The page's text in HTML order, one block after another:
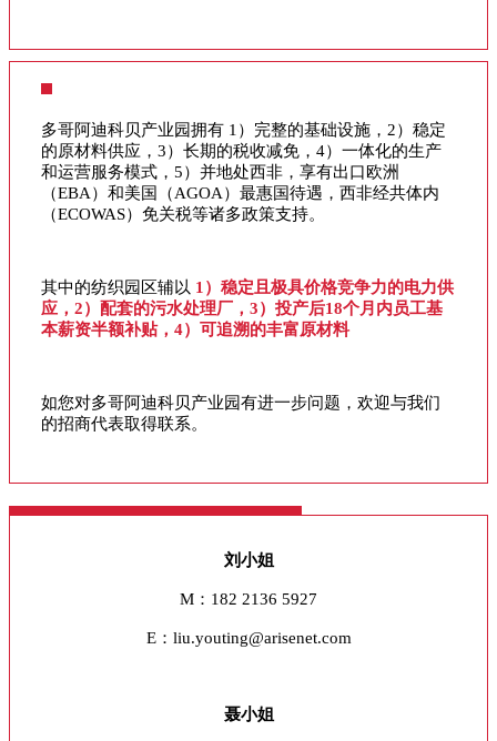
多哥阿迪科贝产业园拥有 1）完整的基础设施，2）稳定
的原材料供应，3）长期的税收减免，4）一体化的生产
和运营服务模式，5）并地处西非，享有出口欧洲
（EBA）和美国（AGOA）最惠国待遇，西非经共体内
（ECOWAS）免关税等诸多政策支持。
其中的纺织园区辅以 1）稳定且极具价格竞争力的电力供
应，2）配套的污水处理厂，3）投产后18个月内员工基
本薪资半额补贴，4）可追溯的丰富原材料
如您对多哥阿迪科贝产业园有进一步问题，欢迎与我们
的招商代表取得联系。
刘小姐
M：182 2136 5927
E：liu.youting@arisenet.com
聂小姐